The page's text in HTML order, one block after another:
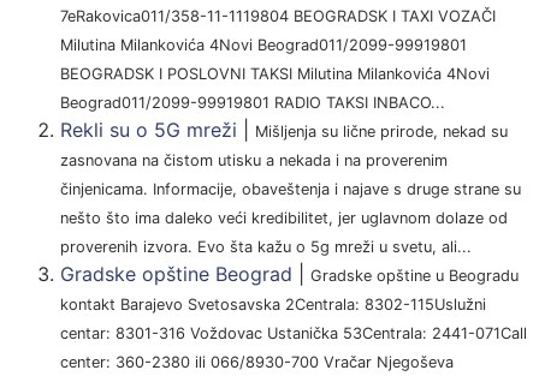
7eRakovica011/358-11-1119804 BEOGRADSK I TAXI VOZAČI
Milutina Milankovića 4Novi Beograd011/2099-99919801
BEOGRADSK I POSLOVNI TAKSI Milutina Milankovića 4Novi
Beograd011/2099-99919801 RADIO TAKSI INBACO...
Rekli su o 5G mreži
Mišljenja su lične prirode, nekad su
zasnovana na čistom utisku a nekada i na proverenim
činjenicama. Informacije, obaveštenja i najave s druge strane su
nešto što ima daleko veći kredibilitet, jer uglavnom dolaze od
proverenih izvora. Evo šta kažu o 5g mreži u svetu, ali...
Gradske opštine Beograd
Gradske opštine u Beogradu
kontakt Barajevo Svetosavska 2Centrala: 8302-115Uslužni
centar: 8301-316 Voždovac Ustanička 53Centrala: 2441-071Call
center: 360-2380 ili 066/8930-700 Vračar Njegoševa